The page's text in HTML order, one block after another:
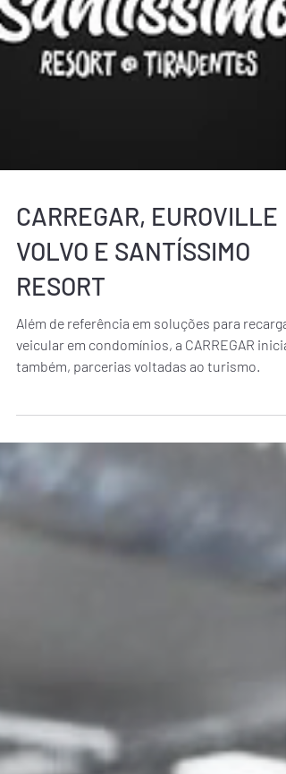
CARREGAR, EUROVILLE
VOLVO E SANTÍSSIMO
RESORT
Além de referência em soluções para recarga
veicular em condomínios, a CARREGAR inicia,